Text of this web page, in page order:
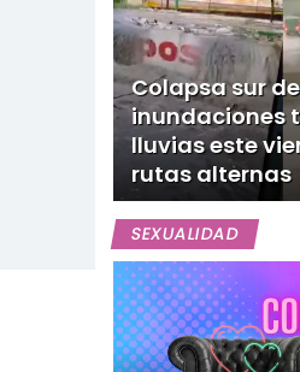
Colapsa sur
inundaciones
lluvias este
rutas alternas
SEXUALIDAD